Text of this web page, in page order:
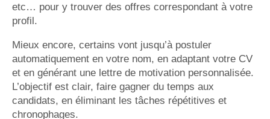
etc… pour y trouver des offres correspondant à votre
profil.
Mieux encore, certains vont jusqu’à postuler
automatiquement en votre nom, en adaptant votre CV
et en générant une lettre de motivation personnalisée.
L’objectif est clair, faire gagner du temps aux
candidats, en éliminant les tâches répétitives et
chronophages.